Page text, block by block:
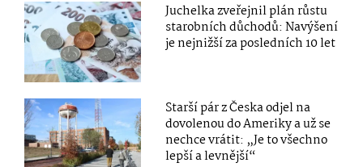
Juchelka zveřejnil plán růstu
starobních důchodů: Navýšení
je nejnižší za posledních 10 let
Starší pár z Česka odjel na
dovolenou do Ameriky a už se
nechce vrátit: „Je to všechno
lepší a levnější“